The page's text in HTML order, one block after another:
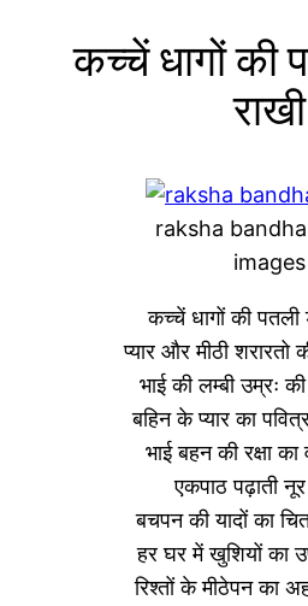
कच्चें धागों की
राखी
raksha
images
कच्चें धागों की पतली
प्यार और मीठी शरारतो
भाई की लम्बी उम्रः
बहिन के प्यार का
भाई बहन की रक्षा का
एकपाठ पढ़ाती
बचपन की यादों का
हर घर में खुशियों का
रिश्तों के मीठेपन का